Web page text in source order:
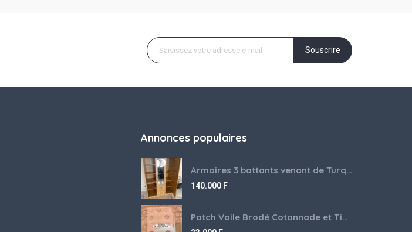
Souscrire
Annonces populaires
Armoires 3 battants venant de Turquie disponibles
140.000 F
Patch Voile Brodé Cotonnade et Tinu Minu de l’Inde ???????? ????